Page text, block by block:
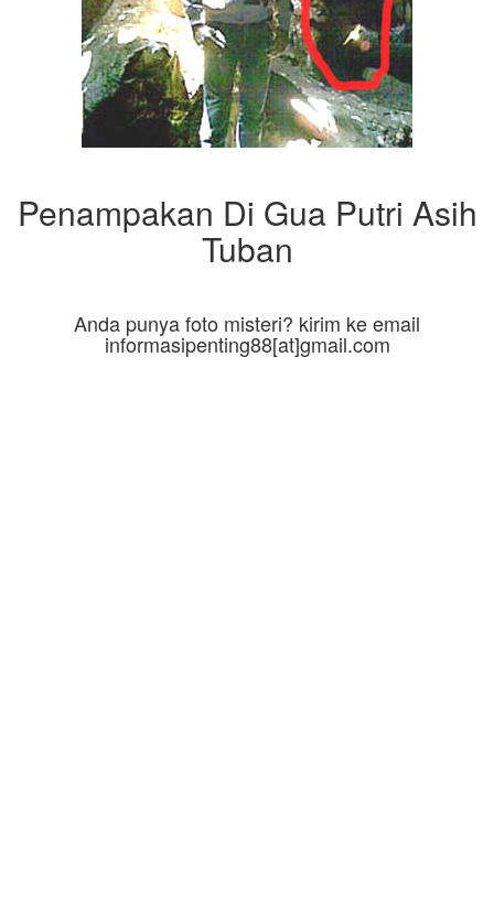
Penampakan Di Gua Putri Asih
Tuban
Anda punya foto misteri? kirim ke email
informasipenting88[at]gmail.com